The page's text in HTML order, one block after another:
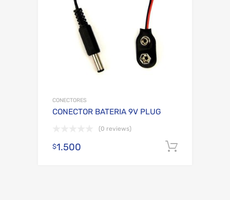
CONECTORES
CONECTOR BATERIA 9V PLUG
(0 reviews)
$1.500